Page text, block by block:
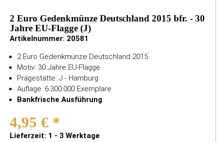
2 Euro Gedenkmünze Deutschland 2015 bfr. - 30
Jahre EU-Flagge (J)
Artikelnummer: 20581
2 Euro Gedenkmünze Deutschland 2015
Motiv: 30 Jahre EU-Flagge
Prägestätte: J - Hamburg
Auflage: 6.300.000 Exemplare
Bankfrische Ausführung
4,95 € *
Lieferzeit: 1 - 3 Werktage